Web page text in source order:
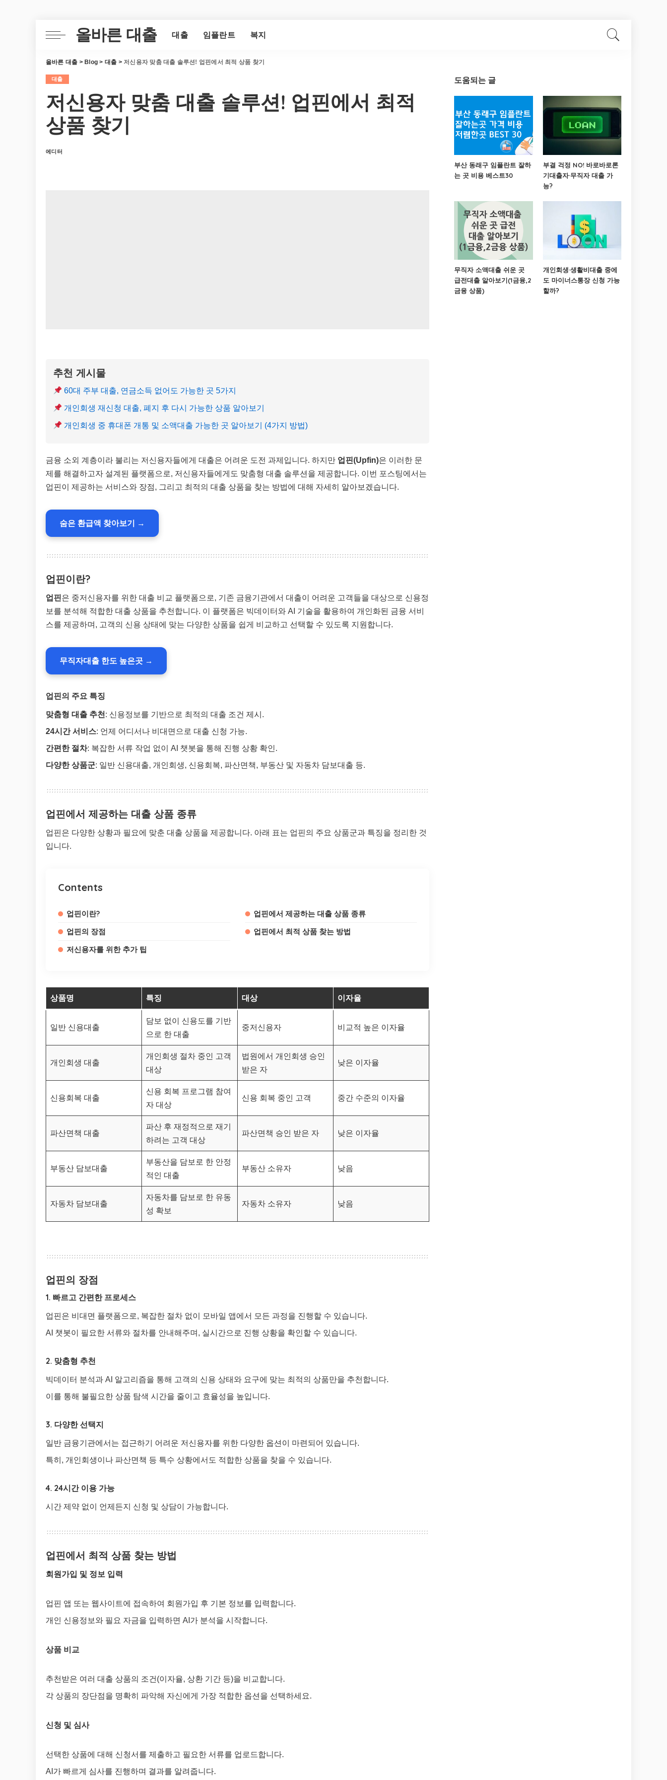
올바른 대출 대출 임플란트 복지
올바른 대출 > Blog > 대출 > 저신용자 맞춤 대출 솔루션! 업핀에서 최적 상품 찾기
대출
저신용자 맞춤 대출 솔루션! 업핀에서 최적
상품 찾기
Posted
에디터
추천 게시물
60대 주부 대출, 연금소득 없어도 가능한 곳 5가지
개인회생 재신청 대출, 폐지 후 다시 가능한 상품 알아보기
개인회생 중 휴대폰 개통 및 소액대출 가능한 곳 알아보기 (4가지 방법)
금융 소외 계층이라 불리는 저신용자들에게 대출은 어려운 도전 과제입니다. 하지만 업핀(Upfin)은 이러한 문
제를 해결하고자 설계된 플랫폼으로, 저신용자들에게도 맞춤형 대출 솔루션을 제공합니다. 이번 포스팅에서는
업핀이 제공하는 서비스와 장점, 그리고 최적의 대출 상품을 찾는 방법에 대해 자세히 알아보겠습니다.
숨은 환급액 찾아보기 →
업핀이란?
업핀은 중저신용자를 위한 대출 비교 플랫폼으로, 기존 금융기관에서 대출이 어려운 고객들을 대상으로 신용정
보를 분석해 적합한 대출 상품을 추천합니다. 이 플랫폼은 빅데이터와 AI 기술을 활용하여 개인화된 금융 서비
스를 제공하며, 고객의 신용 상태에 맞는 다양한 상품을 쉽게 비교하고 선택할 수 있도록 지원합니다.
무직자대출 한도 높은곳 →
업핀의 주요 특징
맞춤형 대출 추천 : 신용정보를 기반으로 최적의 대출 조건 제시.
24시간 서비스: 언제 어디서나 비대면으로 대출 신청 가능.
간편한 절차: 복잡한 서류 작업 없이 AI 챗봇을 통해 진행 상황 확인.
다양한 상품군: 일반 신용대출, 개인회생, 신용회복, 파산면책, 부동산 및 자동차 담보대출 등.
업핀에서 제공하는 대출 상품 종류
업핀은 다양한 상황과 필요에 맞춘 대출 상품을 제공합니다. 아래 표는 업핀의 주요 상품군과 특징을 정리한 것
입니다.
Contents
업핀이란?
업핀에서 제공하는 대출 상품 종류
업핀의 장점
업핀에서 최적 상품 찾는 방법
저신용자를 위한 추가 팁
상품명 특징 대상 이자율
일반 신용대출
담보 없이 신용도를 기반
으로 한 대출
중저신용자 비교적 높은 이자율
개인회생 대출
개인회생 절차 중인 고객
대상
법원에서 개인회생 승인
받은 자
낮은 이자율
신용회복 대출
신용 회복 프로그램 참여
자 대상
신용 회복 중인 고객 중간 수준의 이자율
파산면책 대출
파산 후 재정적으로 재기
하려는 고객 대상
파산면책 승인 받은 자 낮은 이자율
부동산 담보대출
부동산을 담보로 한 안정
적인 대출
부동산 소유자 낮음
자동차 담보대출
자동차를 담보로 한 유동
성 확보
자동차 소유자 낮음
업핀의 장점
1. 빠르고 간편한 프로세스
업핀은 비대면 플랫폼으로, 복잡한 절차 없이 모바일 앱에서 모든 과정을 진행할 수 있습니다.
AI 챗봇이 필요한 서류와 절차를 안내해주며, 실시간으로 진행 상황을 확인할 수 있습니다.
2. 맞춤형 추천
빅데이터 분석과 AI 알고리즘을 통해 고객의 신용 상태와 요구에 맞는 최적의 상품만을 추천합니다.
이를 통해 불필요한 상품 탐색 시간을 줄이고 효율성을 높입니다.
3. 다양한 선택지
일반 금융기관에서는 접근하기 어려운 저신용자를 위한 다양한 옵션이 마련되어 있습니다.
특히, 개인회생이나 파산면책 등 특수 상황에서도 적합한 상품을 찾을 수 있습니다.
4. 24시간 이용 가능
시간 제약 없이 언제든지 신청 및 상담이 가능합니다.
업핀에서 최적 상품 찾는 방법
회원가입 및 정보 입력
업핀 앱 또는 웹사이트에 접속하여 회원가입 후 기본 정보를 입력합니다.
개인 신용정보와 필요 자금을 입력하면 AI가 분석을 시작합니다.
상품 비교
추천받은 여러 대출 상품의 조건(이자율, 상환 기간 등)을 비교합니다.
각 상품의 장단점을 명확히 파악해 자신에게 가장 적합한 옵션을 선택하세요.
신청 및 심사
선택한 상품에 대해 신청서를 제출하고 필요한 서류를 업로드합니다.
AI가 빠르게 심사를 진행하며 결과를 알려줍니다.
도움되는 글
부산 동래구 임플란트 잘하
는 곳 비용 베스트30
부결 걱정 NO! 바로바로론
기대출자·무직자 대출 가
능?
무직자 소액대출 쉬운 곳
급전대출 알아보기(1금융,2
금융 상품)
개인회생·생활비대출 중에
도 마이너스통장 신청 가능
할까?